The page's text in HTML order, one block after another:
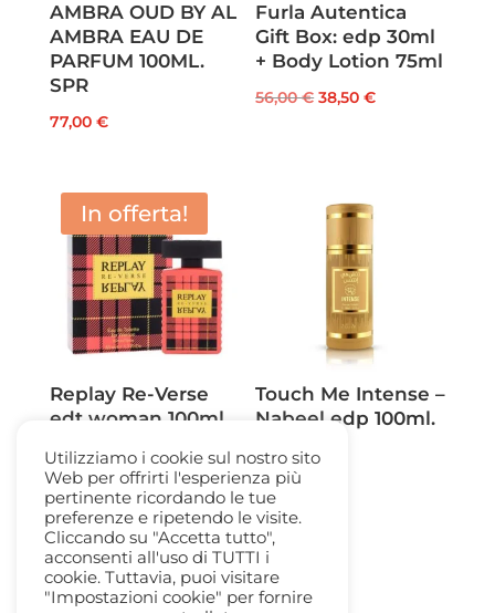
AMBRA OUD BY AL
AMBRA EAU DE
PARFUM 100ML.
SPR
77,00 €
Furla Autentica
Gift Box: edp 30ml
+ Body Lotion 75ml
56,00€ Il
56,00 €.
38,50€Il
In offerta!
Replay Re-Verse
edt woman 100ml.
45,00€ Il
prezzo
originale
era:
45,00 €.
12,50€Il
prezzo
attuale
è:
12,50 €.
Touch Me Intense –
Nabeel edp 100ml.
20,00
Utilizziamo i cookie sul nostro sito
Web per offrirti l'esperienza più
pertinente ricordando le tue
preferenze e ripetendo le visite.
Cliccando su "Accetta tutto",
acconsenti all'uso di TUTTI i
cookie. Tuttavia, puoi visitare
"Impostazioni cookie" per fornire